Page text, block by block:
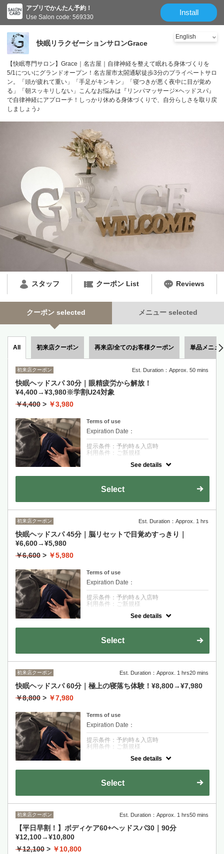
アプリでかんたん予約！
Use Salon code: 569330
Install
快眠リラクゼーションサロンGrace
【快眠専門サロン】Grace｜名古屋｜自律神経を整えて眠れる身体づくりを
5/1についにグランドオープン！名古屋市太閤通駅徒歩3分のプライベートサロ
ン。「頭が疲れて重い」「手足がキンキン」「寝つきが悪く夜中に目が覚め
る」「朝スッキリしない」こんなお悩みは『リンパマッサージ×ヘッドスパ』
で自律神経にアプローチ！しっかり休める身体づくりで、自分らしさを取り戻
しましょう♪
スタッフ クーポン List Reviews
クーポン selected メニュー selected
All 初来店クーポン 再来店/全てのお客様クーポン 単品メニュ
初来店クーポン Est. Duration：Approx. 50 mins
快眠ヘッドスパ 30分｜眼精疲労から解放！
¥4,400→¥3,980※学割U24対象
￥4,400 > ￥3,980
Terms of use
Expiration Date：
提示条件：予約時＆入店時
利用条件：ご新規様
ヘッドスパ30分のクイックコースです！お着
お仕事帰りにすっきりしませんか？
See details
Select
初来店クーポン Est. Duration：Approx. 1 hrs
快眠ヘッドスパ 45分｜脳リセットで目覚めすっきり｜
¥6,600→¥5,980
￥6,600 > ￥5,980
Terms of use
Expiration Date：
提示条件：予約時＆入店時
利用条件：ご新規様
極上のヘッドスパ45分。心地の良い寝落ちを
体験してください♪
See details
Select
初来店クーポン Est. Duration：Approx. 1 hrs20 mins
快眠ヘッドスパ 60分｜極上の寝落ち体験！¥8,800→¥7,980
￥8,800 > ￥7,980
Terms of use
Expiration Date：
提示条件：予約時＆入店時
利用条件：ご新規様
60分間の極上の入眠体験。デコルテ周りもほ
ます。
See details
Select
初来店クーポン Est. Duration：Approx. 1 hrs50 mins
【平日早割！】ボディケア60+ヘッドスパ30｜90分
¥12,100→¥10,800
￥12,100 > ￥10,800